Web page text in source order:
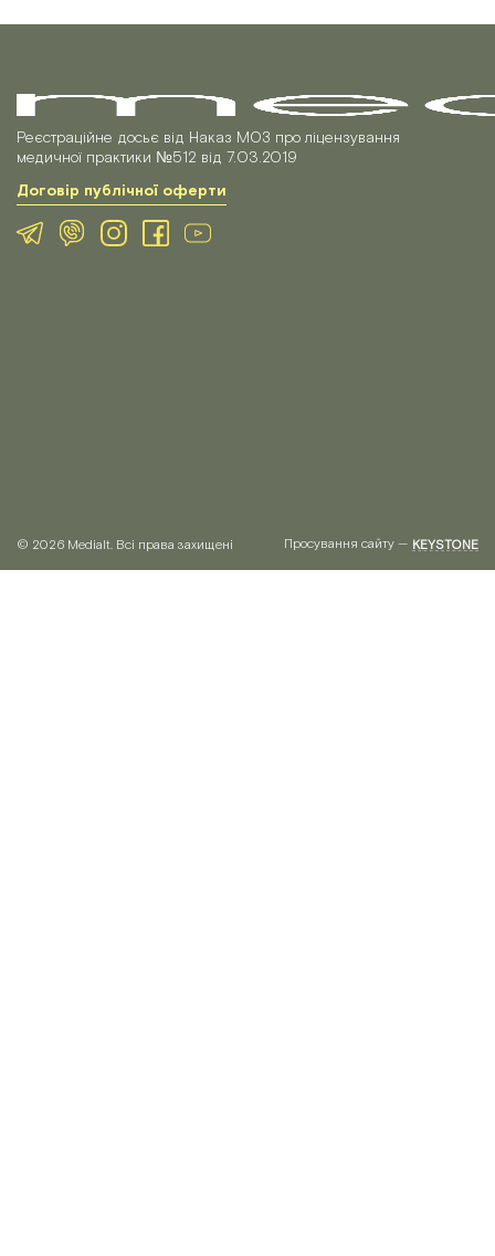
Реєстраційне досьє від Наказ МОЗ про ліцензування
медичної практики №512 від 7.03.2019
Договір публічної оферти
© 2026 Medialt. Всі права захищені Просування сайту — KEYSTONE